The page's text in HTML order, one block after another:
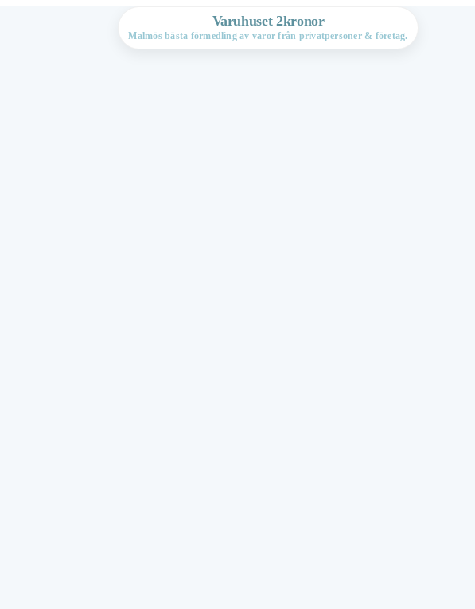
Varuhuset 2kronor
Malmös bästa förmedling av varor från privatpersoner & företag.